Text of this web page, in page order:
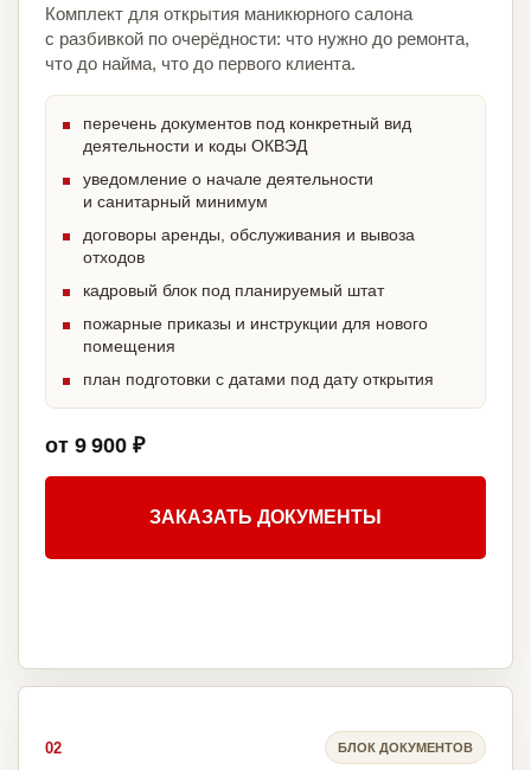
Комплект для открытия маникюрного салона
с разбивкой по очерёдности: что нужно до ремонта,
что до найма, что до первого клиента.
перечень документов под конкретный вид
деятельности и коды ОКВЭД
уведомление о начале деятельности
и санитарный минимум
договоры аренды, обслуживания и вывоза
отходов
кадровый блок под планируемый штат
пожарные приказы и инструкции для нового
помещения
план подготовки с датами под дату открытия
от 9 900 ₽
ЗАКАЗАТЬ ДОКУМЕНТЫ
02 БЛОК ДОКУМЕНТОВ